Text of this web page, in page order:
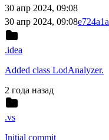
30 апр 2024, 09:08
30 апр 2024, 09:08e724a1a
.idea
Added class LodAnalyzer.
2 года назад
.vs
Initial commit